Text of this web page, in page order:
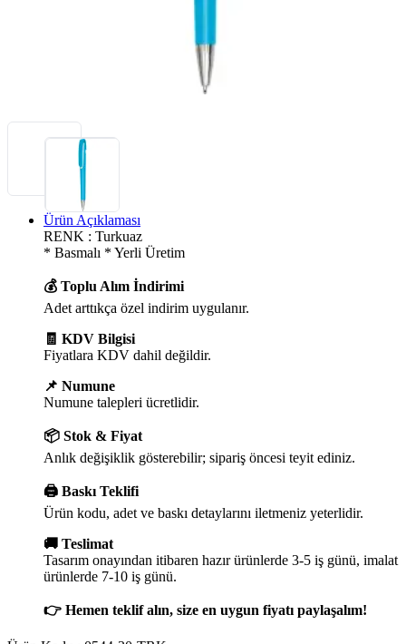
Ürün Açıklaması
RENK : Turkuaz
* Basmalı * Yerli Üretim
💰 Toplu Alım İndirimi
Adet arttıkça özel indirim uygulanır.
🧾 KDV Bilgisi
Fiyatlara KDV dahil değildir.
📌 Numune
Numune talepleri ücretlidir.
📦 Stok & Fiyat
Anlık değişiklik gösterebilir; sipariş öncesi teyit ediniz.
🖨️ Baskı Teklifi
Ürün kodu, adet ve baskı detaylarını iletmeniz yeterlidir.
🚚 Teslimat
Tasarım onayından itibaren hazır ürünlerde 3-5 iş günü, imalat
ürünlerde 7-10 iş günü.
👉 Hemen teklif alın, size en uygun fiyatı paylaşalım!